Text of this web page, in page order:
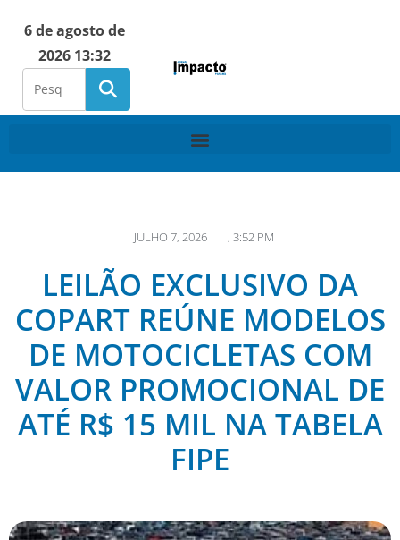
6 de agosto de
2026 13:32
JULHO 7, 2026 , 3:52 PM
LEILÃO EXCLUSIVO DA
COPART REÚNE MODELOS
DE MOTOCICLETAS COM
VALOR PROMOCIONAL DE
ATÉ R$ 15 MIL NA TABELA
FIPE